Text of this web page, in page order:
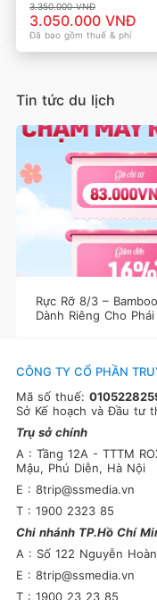
3.350.000 VNĐ
3.050.000 VNĐ
Đã bao gồm thuế & phí
Tin tức du lịch
Rực Rỡ 8/3 –
Dành Riêng Cho
CÔNG TY CỔ PHẦN
Mã số thuế:
Sở Kế hoạch và Đầu tư
Trụ sở chính
A : Tầng 12A - TTTM
Mậu, Phú Diễn, Hà Nội
E : 8trip@ssmedia.vn
T : 1900 2323 85
Chi nhánh TP.Hồ Chí
A : Số 122 Nguyễn
E : 8trip@ssmedia.vn
T : 1900 23 23 85